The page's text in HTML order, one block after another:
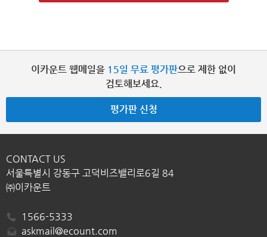
이카운트 웹메일을 15일 무료 평가판으로 제한 없이
검토해보세요.
평가판 신청
CONTACT US
서울특별시 강동구 고덕비즈밸리로6길 84
㈜이카운트
1566-5333
askmail@ecount.com